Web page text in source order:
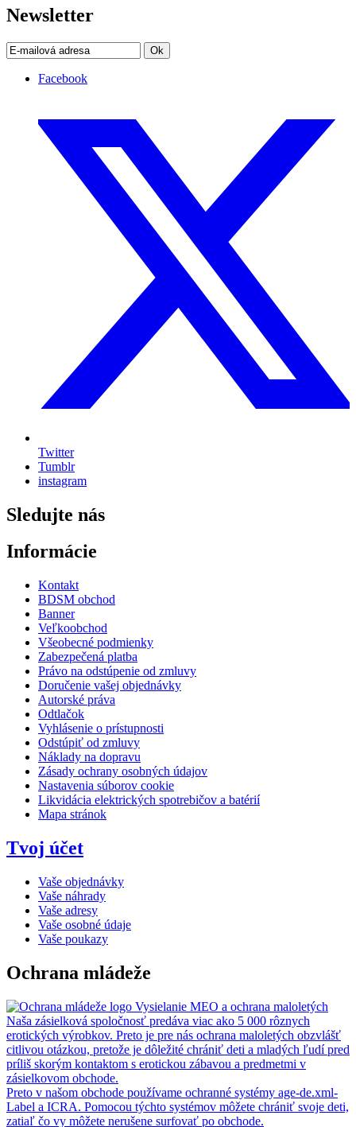
Newsletter
Ok
Facebook
Twitter
Tumblr
instagram
Sledujte nás
Informácie
Kontakt
BDSM obchod
Banner
Veľkoobchod
Všeobecné podmienky
Zabezpečená platba
Právo na odstúpenie od zmluvy
Doručenie vašej objednávky
Autorské práva
Odtlačok
Vyhlásenie o prístupnosti
Odstúpiť od zmluvy
Náklady na dopravu
Zásady ochrany osobných údajov
Nastavenia súborov cookie
Likvidácia elektrických spotrebičov a batérií
Mapa stránok
Tvoj účet
Vaše objednávky
Vaše náhrady
Vaše adresy
Vaše osobné údaje
Vaše poukazy
Ochrana mládeže
Vysielanie MEO a ochrana maloletých
Naša zásielková spoločnosť predáva viac ako 5 000 rôznych
erotických výrobkov. Preto je pre nás ochrana maloletých obzvlášť
citlivou otázkou, pretože je dôležité chrániť deti a mladých ľudí pred
príliš skorým kontaktom s erotickou zábavou a predmetmi v
zásielkovom obchode.
Preto v našom obchode používame ochranné systémy age-de.xml-
Label a ICRA. Pomocou týchto systémov môžete chrániť svoje deti,
zatiaľ čo vy môžete nerušene surfovať po obchode.